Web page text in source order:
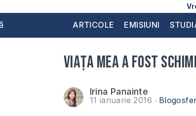
ARTICOLE EMISIUNI
Viața mea a fost
Irina Panainte
11 ianuarie 2016